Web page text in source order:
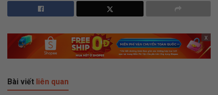
x
Bài viết liên quan